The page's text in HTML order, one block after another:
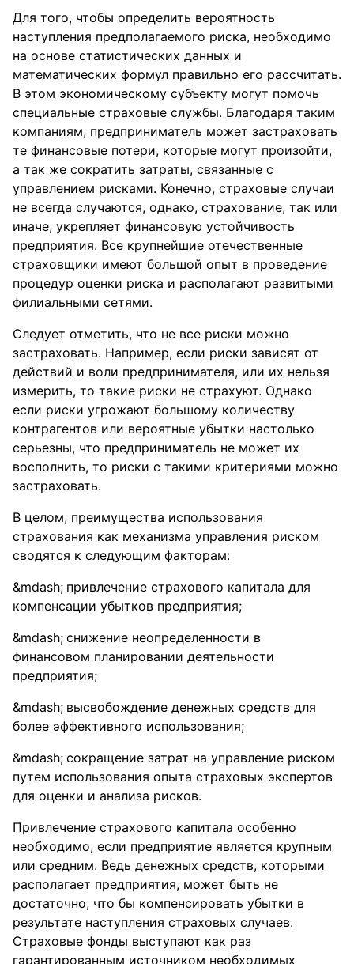
Для того, чтобы определить вероятность
наступления предполагаемого риска, необходимо
на основе статистических данных и
математических формул правильно его рассчитать.
В этом экономическому субъекту могут помочь
специальные страховые службы. Благодаря таким
компаниям, предприниматель может застраховать
те финансовые потери, которые могут произойти,
а так же сократить затраты, связанные с
управлением рисками. Конечно, страховые случаи
не всегда случаются, однако, страхование, так или
иначе, укрепляет финансовую устойчивость
предприятия. Все крупнейшие отечественные
страховщики имеют большой опыт в проведение
процедур оценки риска и располагают развитыми
филиальными сетями.
Следует отметить, что не все риски можно
застраховать. Например, если риски зависят от
действий и воли предпринимателя, или их нельзя
измерить, то такие риски не страхуют. Однако
если риски угрожают большому количеству
контрагентов или вероятные убытки настолько
серьезны, что предприниматель не может их
восполнить, то риски с такими критериями можно
застраховать.
В целом, преимущества использования
страхования как механизма управления риском
сводятся к следующим факторам:
привлечение страхового капитала для
компенсации убытков предприятия;
снижение неопределенности в
финансовом планировании деятельности
предприятия;
высвобождение денежных средств для
более эффективного использования;
сокращение затрат на управление риском
путем использования опыта страховых экспертов
для оценки и анализа рисков.
Привлечение страхового капитала особенно
необходимо, если предприятие является крупным
или средним. Ведь денежных средств, которыми
располагает предприятия, может быть не
достаточно, что бы компенсировать убытки в
результате наступления страховых случаев.
Страховые фонды выступают как раз
гарантированным источником необходимых